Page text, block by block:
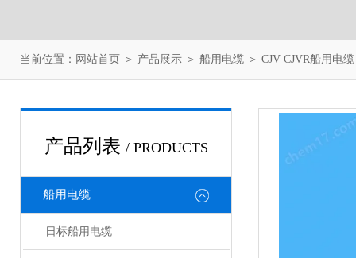
当前位置： 网站首页 ＞ 产品展示 ＞ 船用电缆 ＞ CJV CJVR船用电缆
产品列表 / PRODUCTS
船用电缆
日标船用电缆